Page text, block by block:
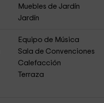
Muebles de Jardín
Jardín
Equipo de Música
Sala de Convenciones
Calefacción
Terraza